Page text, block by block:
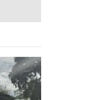
Next